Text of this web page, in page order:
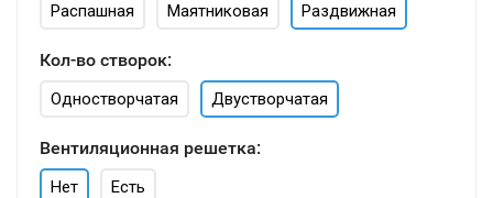
Распашная Маятниковая Раздвижная
Кол-во створок:
Одностворчатая Двустворчатая
Вентиляционная решетка:
Нет Есть